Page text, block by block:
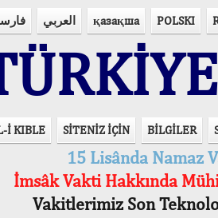
العربي қазақша POLSKI
İ KIBLE SİTENİZ İÇİN BİLGİLER
15 Lisânda Namaz
İmsâk Vakti Hakkında
Vakitlerimiz Son